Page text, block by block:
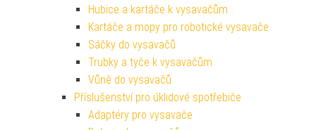
Hubice a kartáče k vysavačům
Kartáče a mopy pro robotické vysavače
Sáčky do vysavačů
Trubky a tyče k vysavačům
Vůně do vysavačů
Příslušenství pro úklidové spotřebiče
Adaptéry pro vysavače